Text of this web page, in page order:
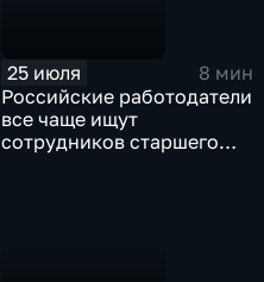
25 июля
8 мин
Российские работодатели
все чаще ищут
сотрудников старшего